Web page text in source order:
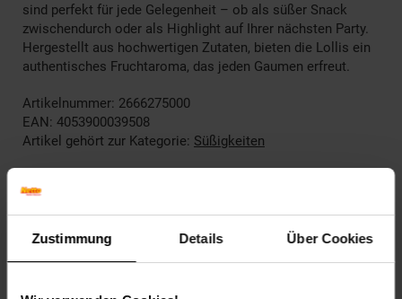
Zustimmung Details Über Cookies
sind perfekt für jede Gelegenheit – ob als süßer Snack
zwischendurch oder als Highlight auf Ihrer nächsten Party.
Hergestellt aus hochwertigen Zutaten, bieten die Lollis ein
authentisches Fruchtaroma, das jeden Gaumen erfreut.
Artikelnummer: 2666275000
EAN: 4053900039508
Artikel gehört zur Kategorie: Süßigkeiten